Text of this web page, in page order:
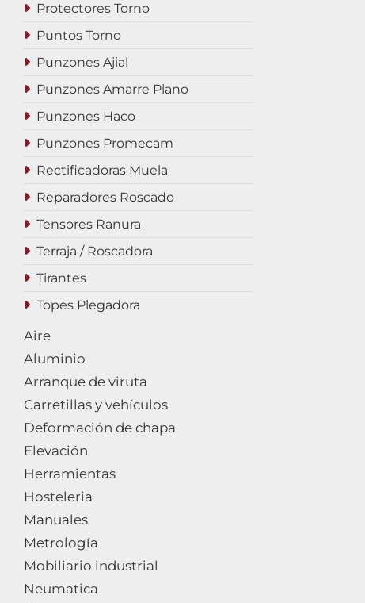
Protectores Torno
Puntos Torno
Punzones Ajial
Punzones Amarre Plano
Punzones Haco
Punzones Promecam
Rectificadoras Muela
Reparadores Roscado
Tensores Ranura
Terraja / Roscadora
Tirantes
Topes Plegadora
Aire
Aluminio
Arranque de viruta
Carretillas y vehículos
Deformación de chapa
Elevación
Herramientas
Hosteleria
Manuales
Metrología
Mobiliario industrial
Neumatica